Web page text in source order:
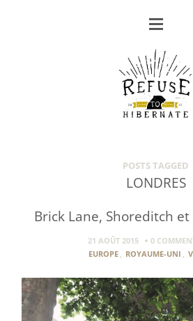
POSTS TAGGED
LONDRES
Brick Lane, Shoreditch
21 AOÛT 2015
0
EUROPE
ROYAUME-UNI